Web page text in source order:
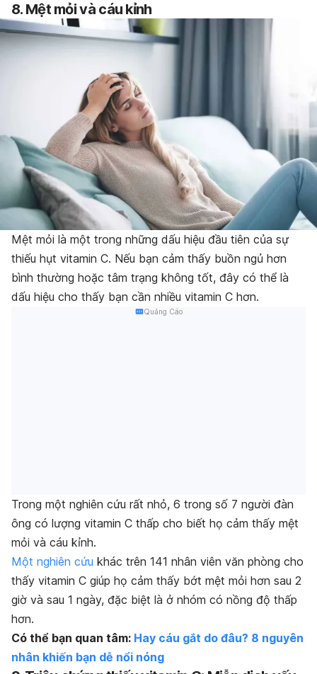
8. Mệt mỏi và cáu kỉnh
Mệt mỏi là một trong những dấu hiệu đầu tiên của sự
thiếu hụt vitamin C. Nếu bạn cảm thấy buồn ngủ hơn
bình thường hoặc tâm trạng không tốt, đây có thể là
dấu hiệu cho thấy bạn cần nhiều vitamin C hơn.
Quảng Cáo
Trong một nghiên cứu rất nhỏ, 6 trong số 7 người đàn
ông có lượng vitamin C thấp cho biết họ cảm thấy mệt
mỏi và cáu kỉnh.
Một nghiên cứu khác trên 141 nhân viên văn phòng cho
thấy vitamin C giúp họ cảm thấy bớt mệt mỏi hơn sau 2
giờ và sau 1 ngày, đặc biệt là ở nhóm có nồng độ thấp
hơn.
Có thể bạn quan tâm: Hay cáu gắt do đâu? 8 nguyên
nhân khiến bạn dễ nổi nóng